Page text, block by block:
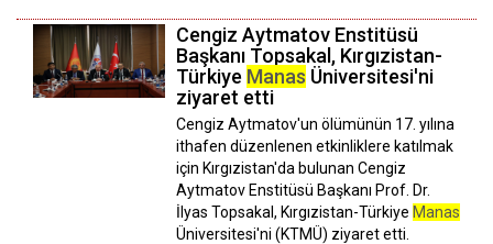
Cengiz Aytmatov Enstitüsü
Başkanı Topsakal, Kırgızistan-
Türkiye Manas Üniversitesi'ni
ziyaret etti
Cengiz Aytmatov'un ölümünün 17. yılına
ithafen düzenlenen etkinliklere katılmak
için Kırgızistan'da bulunan Cengiz
Aytmatov Enstitüsü Başkanı Prof. Dr.
İlyas Topsakal, Kırgızistan-Türkiye Manas
Üniversitesi'ni (KTMÜ) ziyaret etti.